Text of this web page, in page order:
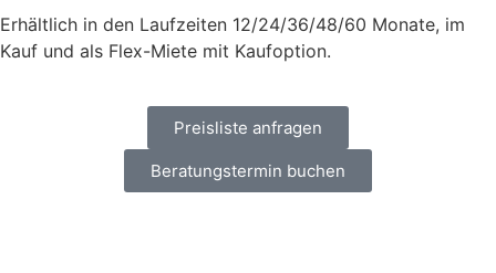
Erhältlich in den Laufzeiten 12/24/36/48/60 Monate, im
Kauf und als Flex-Miete mit Kaufoption.
Preisliste anfragen
Beratungstermin buchen